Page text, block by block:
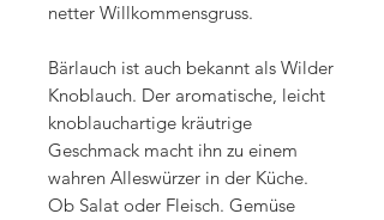
netter Willkommensgruss.
Bärlauch ist auch bekannt als Wilder
Knoblauch. Der aromatische, leicht
knoblauchartige kräutrige
Geschmack macht ihn zu einem
wahren Alleswürzer in der Küche.
Ob Salat oder Fleisch. Gemüse